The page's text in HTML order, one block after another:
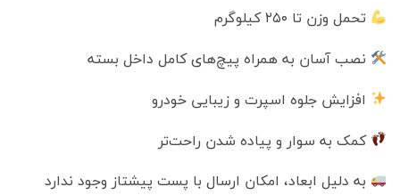
تحمل وزن تا ۲۵۰ کیلوگرم
نصب آسان به همراه پیچ‌های کامل داخل بسته
افزایش جلوه اسپرت و زیبایی خودرو
کمک به سوار و پیاده شدن راحت‌تر
به دلیل ابعاد، امکان ارسال با پست پیشتاز وجود ندارد